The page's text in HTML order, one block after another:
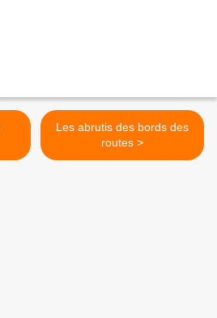
Les abrutis des bords des
routes >